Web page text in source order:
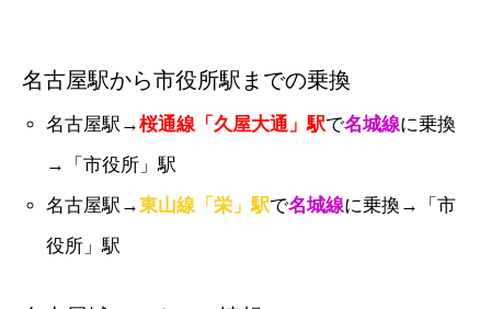
名古屋駅から市役所駅までの乗換
名古屋駅→桜通線「久屋大通」駅で名城線に乗換
→「市役所」駅
名古屋駅→東山線「栄」駅で名城線に乗換→「市
役所」駅